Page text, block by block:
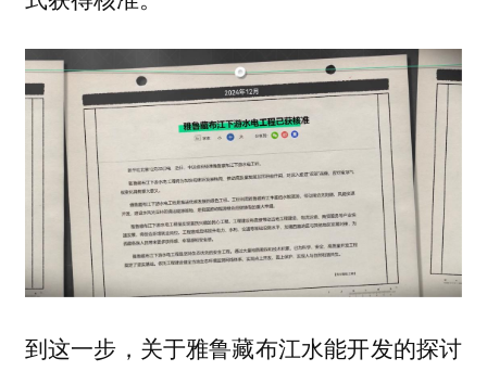
到这一步，关于雅鲁藏布江水能开发的探讨